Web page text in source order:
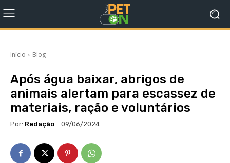
Início Blog
Após água baixar, abrigos de
animais alertam para escassez de
materiais, ração e voluntários
Por: Redação 09/06/2024